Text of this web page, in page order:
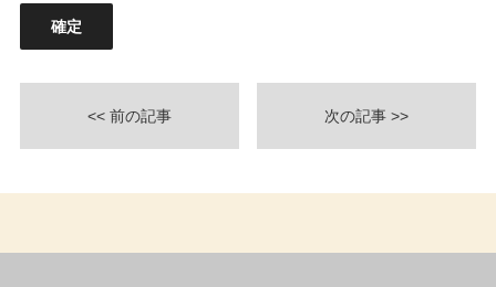
<< 前の記事 次の記事 >>